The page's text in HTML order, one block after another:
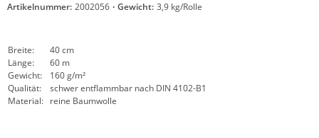
Artikelnummer: 2002056 · Gewicht: 3,9 kg/Rolle
Breite:
40 cm
Länge:
60 m
Gewicht:
160 g/m²
Qualität:
schwer entflammbar nach DIN 4102-B1
Material: reine Baumwolle